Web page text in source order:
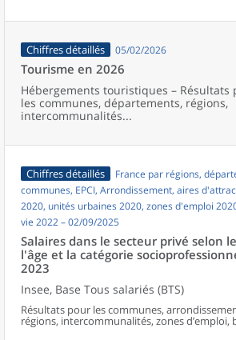
Chiffres détaillés 05/02/2026
Tourisme en 2026
Hébergements touristiques – Résultats
les communes, départements, régions,
intercommunalités...
Chiffres détaillés
France par régions,
communes, EPCI, Arrondissement, aires
2020, unités urbaines 2020, zones d'emploi
vie 2022 – 02/09/2025
Salaires dans le secteur privé selon
l'âge et la catégorie
2023
Insee, Base Tous salariés (BTS)
Résultats pour les communes,
régions, intercommunalités, zones d’emploi,
urbaines et aires d’attraction des villes de